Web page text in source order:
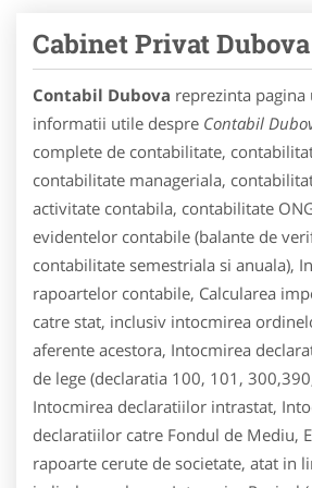
Cabinet Privat Dubova
Contabil Dubova reprezinta pagina
informatii utile despre Contabil
complete de contabilitate,
contabilitate manageriala,
activitate contabila, contabilitate
evidentelor contabile (balante de
contabilitate semestriala si anuala),
rapoartelor contabile, Calcularea
catre stat, inclusiv intocmirea
aferente acestora, Intocmirea
de lege (declaratia 100, 101,
Intocmirea declaratiilor intrastat,
declaratiilor catre Fondul de Mediu,
rapoarte cerute de societate, atat in